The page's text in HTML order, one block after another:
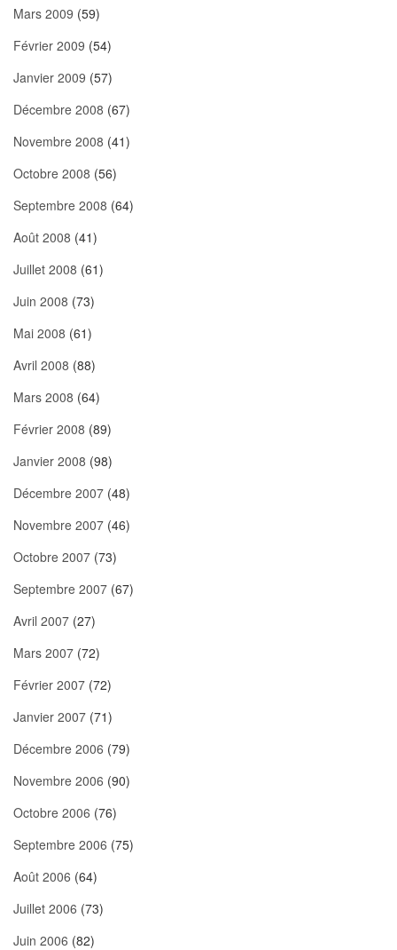
Mars 2009 (59)
Février 2009 (54)
Janvier 2009 (57)
Décembre 2008 (67)
Novembre 2008 (41)
Octobre 2008 (56)
Septembre 2008 (64)
Août 2008 (41)
Juillet 2008 (61)
Juin 2008 (73)
Mai 2008 (61)
Avril 2008 (88)
Mars 2008 (64)
Février 2008 (89)
Janvier 2008 (98)
Décembre 2007 (48)
Novembre 2007 (46)
Octobre 2007 (73)
Septembre 2007 (67)
Avril 2007 (27)
Mars 2007 (72)
Février 2007 (72)
Janvier 2007 (71)
Décembre 2006 (79)
Novembre 2006 (90)
Octobre 2006 (76)
Septembre 2006 (75)
Août 2006 (64)
Juillet 2006 (73)
Juin 2006 (82)